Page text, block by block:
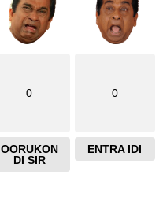
0
OORUKON
DI SIR
0
ENTRA IDI